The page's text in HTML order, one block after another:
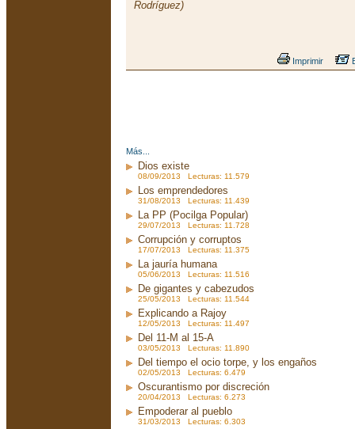
Rodríguez)
Imprimir
Más...
Dios existe
08/09/2013 Lecturas: 11.579
Los emprendedores
31/08/2013 Lecturas: 11.439
La PP (Pocilga Popular)
29/07/2013 Lecturas: 11.728
Corrupción y corruptos
17/07/2013 Lecturas: 11.375
La jauría humana
05/06/2013 Lecturas: 11.516
De gigantes y cabezudos
25/05/2013 Lecturas: 11.544
Explicando a Rajoy
12/05/2013 Lecturas: 11.497
Del 11-M al 15-A
03/05/2013 Lecturas: 11.890
Del tiempo el ocio torpe, y los engaños
02/05/2013 Lecturas: 6.479
Oscurantismo por discreción
20/04/2013 Lecturas: 6.273
Empoderar al pueblo
31/03/2013 Lecturas: 6.303